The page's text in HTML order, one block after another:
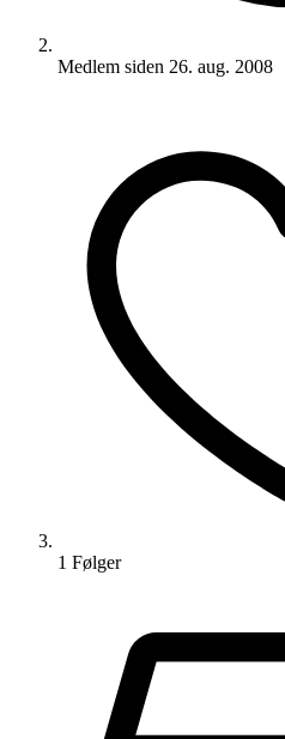
Medlem siden 26. aug. 2008
1 Følger